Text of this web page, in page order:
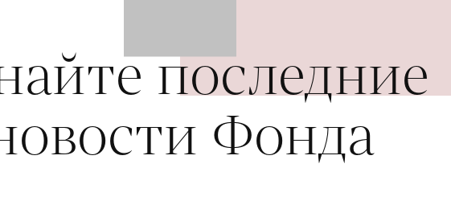
последние
Фонда